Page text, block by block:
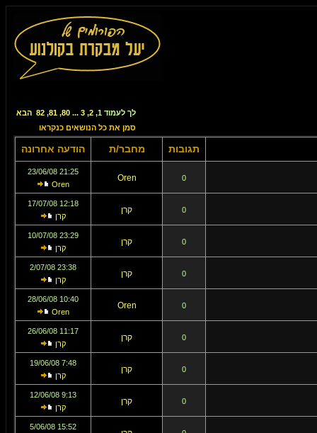
לך לעמוד 1
,
2
,
3
...
80
,
81
,
82 הבא
סמן את כל הנושאים כנקראו
תגובות מחבר/ת הודעה אחרונה
0
Oren
21:25 23/06/08
Oren
0 קרן
12:18 17/07/08
קרן
0 קרן
23:29 10/07/08
קרן
0 קרן
23:38 2/07/08
קרן
0
Oren
10:40 28/06/08
Oren
0 קרן
11:17 26/06/08
קרן
0 קרן
7:48 19/06/08
קרן
0 קרן
9:13 12/06/08
קרן
15:52 5/06/08